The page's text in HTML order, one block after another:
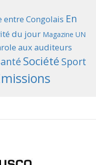
entre Congolais En
du jour Magazine UN
aux auditeurs
Société Sport